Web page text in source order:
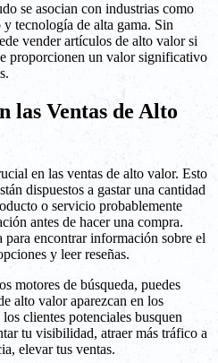
se asocian con industrias como
tecnología de alta gama. Sin
vender artículos de alto valor si
proporcionen un valor significativo
las Ventas de Alto
en las ventas de alto valor. Esto
dispuestos a gastar una cantidad
o servicio probablemente
antes de hacer una compra.
encontrar información sobre el
y leer reseñas.
motores de búsqueda, puedes
alto valor aparezcan en los
clientes potenciales busquen
tu visibilidad, atraer más tráfico a
elevar tus ventas.